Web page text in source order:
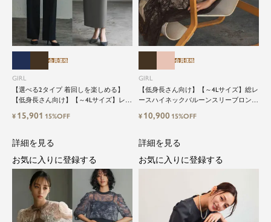
GIRL
【選べる2タイプ 着回しを楽しめる】
【低身長さん向け】【～4Lサイズ】レイ
カートorワイドパンツセットアップロン
ティードレス
会員価格
¥ 15,901 15%OFF
GIRL
【低身長さん向け】【～4Lサイズ】総レ
ースハイネックバルーンスリーブロング
会員価格
¥ 10,900 15%OFF
詳細を見る
お気に入りに登録する
詳細を見る
お気に入りに登録する